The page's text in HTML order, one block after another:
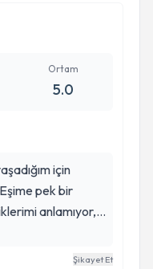
Ortam
5.0
için
pek bir
anlamıyor,
ve hep aynı
beni duymuyordu.
Şikayet Et